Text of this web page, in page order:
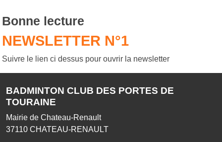
Bonne lecture
NEWSLETTER N°1
Suivre le lien ci dessus pour ouvrir la newsletter
BADMINTON CLUB DES PORTES DE
TOURAINE
Mairie de Chateau-Renault
37110 CHATEAU-RENAULT